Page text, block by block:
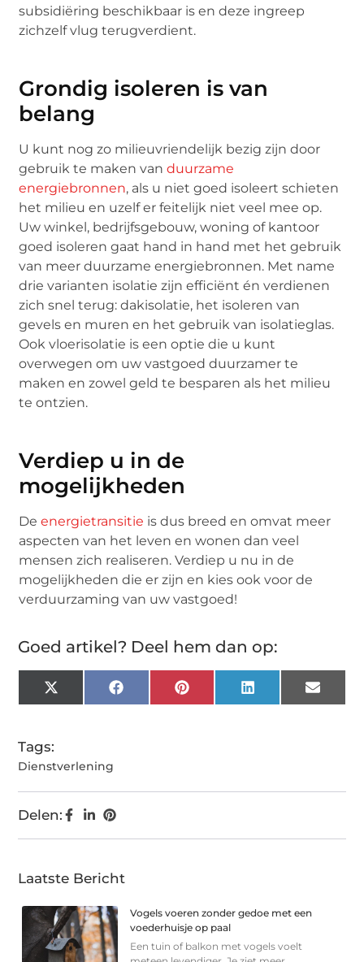
subsidiëring beschikbaar is en deze ingreep
zichzelf vlug terugverdient.
Grondig isoleren is van
belang
U kunt nog zo milieuvriendelijk bezig zijn door
gebruik te maken vanduurzame
energiebronnen, als u niet goed isoleert schieten
het milieu en uzelf er feitelijk niet veel mee op.
Uw winkel, bedrijfsgebouw, woning of kantoor
goed isoleren gaat hand in hand met het gebruik
van meer duurzame energiebronnen. Met name
drie varianten isolatie zijn efficiënt én verdienen
zich snel terug: dakisolatie, het isoleren van
gevels en muren en het gebruik van isolatieglas.
Ook vloerisolatie is een optie die u kunt
overwegen om uw vastgoed duurzamer te
maken en zowel geld te besparen als het milieu
te ontzien.
Verdiep u in de
mogelijkheden
Deenergietransitie is dus breed en omvat meer
aspecten van het leven en wonen dan veel
mensen zich realiseren. Verdiep u nu in de
mogelijkheden die er zijn en kies ook voor de
verduurzaming van uw vastgoed!
Goed artikel? Deel hem dan op:
X
(Twitter)
FacebookPinterest LinkedIn Email
Tags:
Dienstverlening
Delen:
Laatste Bericht
Vogels voeren zonder gedoe met een
voederhuisje op paal
Een tuin of balkon met vogels voelt